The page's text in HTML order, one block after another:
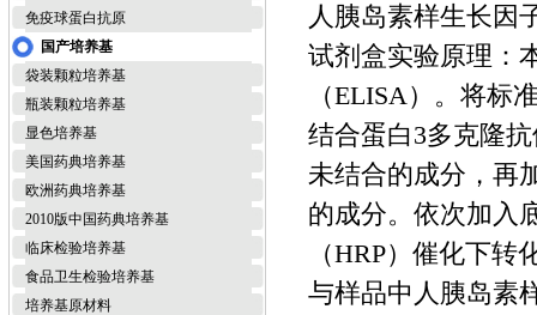
免疫球蛋白抗原
国产培养基
袋装颗粒培养基
瓶装颗粒培养基
显色培养基
美国药典培养基
欧洲药典培养基
2010版中国药典培养基
临床检验培养基
食品卫生检验培养基
培养基原材料
人胰岛素样生长因
试剂盒实验原理：
（ELISA）。将标
结合蛋白3多克隆
未结合的成分，再
的成分。依次加入
（HRP）催化下
与样品中人胰岛素